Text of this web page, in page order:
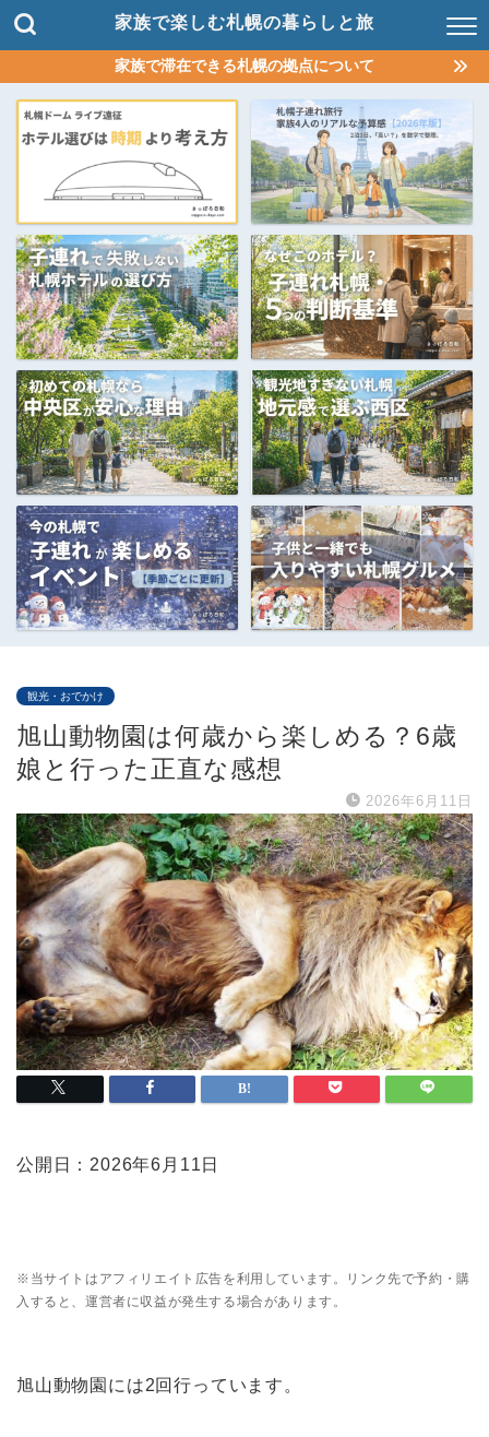
家族で楽しむ札幌の暮らしと旅
家族で滞在できる札幌の拠点について
観光・おでかけ
旭山動物園は何歳から楽しめる？6歳
娘と行った正直な感想
2026年6月11日
公開日：2026年6月11日
※当サイトはアフィリエイト広告を利用しています。リンク先で予約・購
入すると、運営者に収益が発生する場合があります。
旭山動物園には2回行っています。